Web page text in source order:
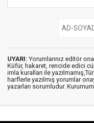
UYARI: Yorumlarınız editör
Küfür, hakaret, rencide edici
imla kuralları ile
harflerle yazılmış yorumlar
yazarları sorumludur.